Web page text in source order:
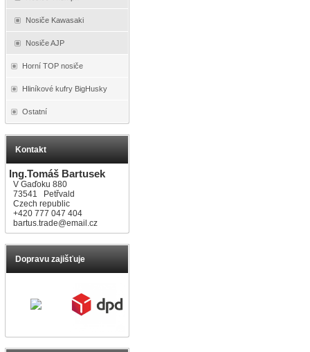
Nosiče Kawasaki
Nosiče AJP
Horní TOP nosiče
Hliníkové kufry BigHusky
Ostatní
Kontakt
Ing.Tomáš Bartusek
V Gaďoku 880
73541 Petřvald
Czech republic
+420 777 047 404
bartus.trade@email.cz
Dopravu zajišťuje